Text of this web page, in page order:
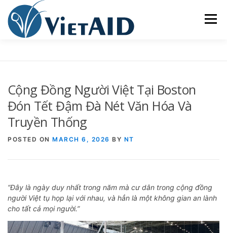
content
Menu
TRUNG TÂM CỘNG ĐỒNG SINH HOẠT
Cộng Đồng Người Việt Tại Boston
Đón Tết Đậm Đà Nét Văn Hóa Và
Truyền Thống
POSTED ON MARCH 6, 2026 BY NT
“Đây là ngày duy nhất trong năm mà cư dân trong cộng đồng
người Việt tụ họp lại với nhau, và hẳn là một không gian an lành
cho tất cả mọi người.”